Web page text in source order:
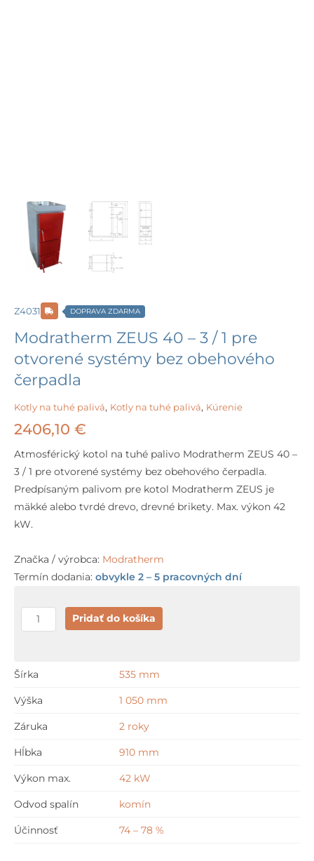
Z4031 DOPRAVA ZDARMA
Modratherm ZEUS 40 – 3 / 1 pre
otvorené systémy bez obehového
čerpadla
Kotly na tuhé palivá, Kotly na tuhé palivá, Kúrenie
2406,10 €
Atmosférický kotol na tuhé palivo Modratherm ZEUS 40 –
3 / 1 pre otvorené systémy bez obehového čerpadla.
Predpísaným palivom pre kotol Modratherm ZEUS je
mäkké alebo tvrdé drevo, drevné brikety. Max. výkon 42
kW.
Značka / výrobca: Modratherm
Termín dodania: obvykle 2 – 5 pracovných dní
množstvo
Modratherm
3
pre
otvorené
bez
obehového
Pridať do košíka
Šírka 535 mm
Výška 1 050 mm
Záruka 2 roky
Hĺbka 910 mm
Výkon max. 42 kW
Odvod spalín komín
Účinnosť 74 – 78 %